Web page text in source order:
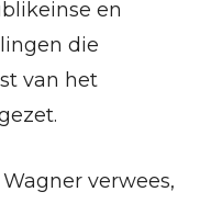
en
die
van het
verwees,